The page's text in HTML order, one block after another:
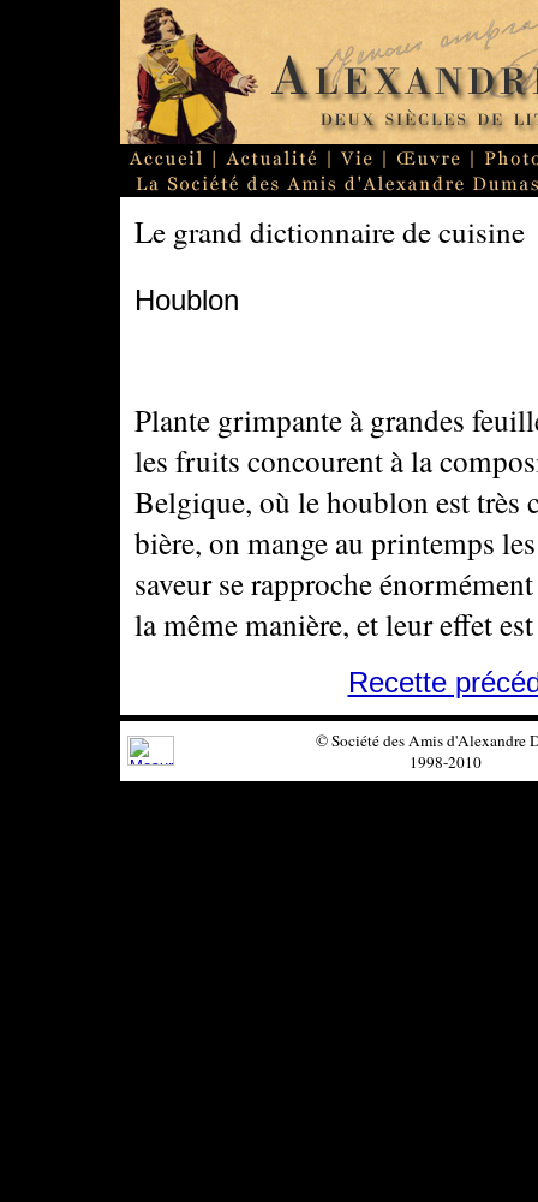
Le grand dictionnaire de cuisine
Houblon
Plante grimpante à grandes
les fruits concourent à la
Belgique, où le houblon est très
bière, on mange au printemps
saveur se rapproche
la même manière, et leur effet
Recette
© Société des Amis d'Alexandre
1998-2010